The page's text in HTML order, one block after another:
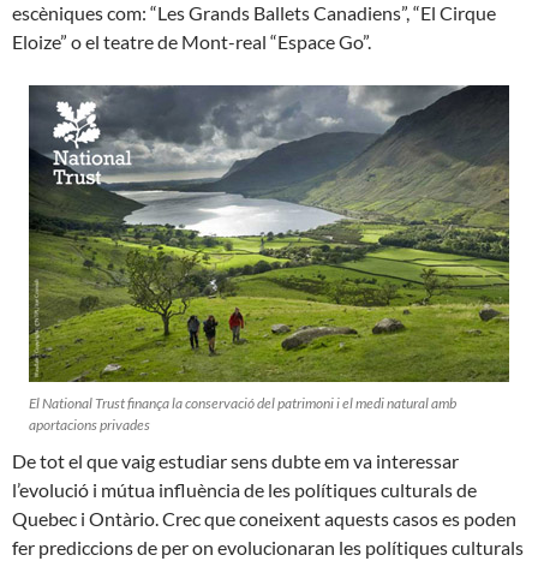
escèniques com: “Les Grands Ballets Canadiens”, “El Cirque
Eloize” o el teatre de Mont-real “Espace Go”.
El National Trust finança la conservació del patrimoni i el medi natural amb
aportacions privades
De tot el que vaig estudiar sens dubte em va interessar
l’evolució i mútua influència de les polítiques culturals de
Quebec i Ontàrio. Crec que coneixent aquests casos es poden
fer prediccions de per on evolucionaran les polítiques culturals